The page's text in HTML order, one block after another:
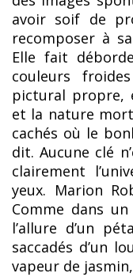
avoir soif de
recomposer à
Elle fait
couleurs
pictural propre,
et la nature
cachés où le
dit. Aucune clé
clairement
yeux. Marion
Comme dans
l’allure d’un
saccadés d’un
vapeur de